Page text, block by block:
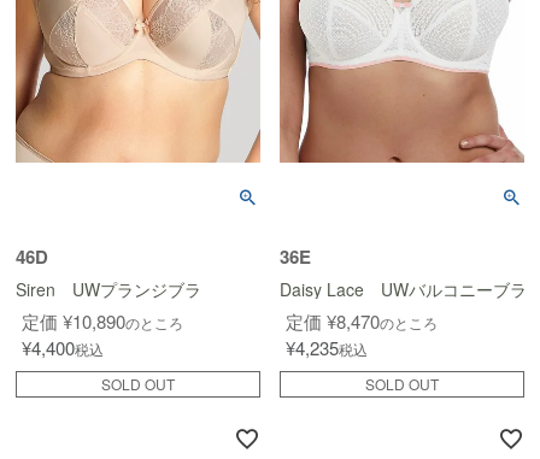
46D
Siren UWプランジブラ
定価 ¥10,890のところ
¥4,400税込
SOLD OUT
36E
Daisy Lace UWバルコニーブラ
定価 ¥8,470のところ
¥4,235税込
SOLD OUT